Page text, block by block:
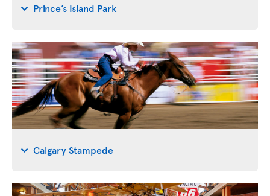
Prince’s Island Park
Calgary Stampede